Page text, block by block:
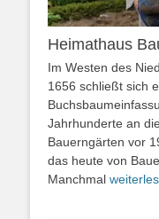
Heimathaus
Im Westen des
1656 schließt sich
Jahrhunderte an
Bauerngärten vor
das heute von
Manchmal